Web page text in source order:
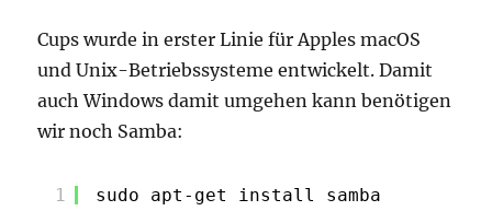
Cups wurde in erster Linie für Apples macOS
und Unix-Betriebssysteme entwickelt. Damit
auch Windows damit umgehen kann benötigen
wir noch Samba:
1 sudo apt-get install samba